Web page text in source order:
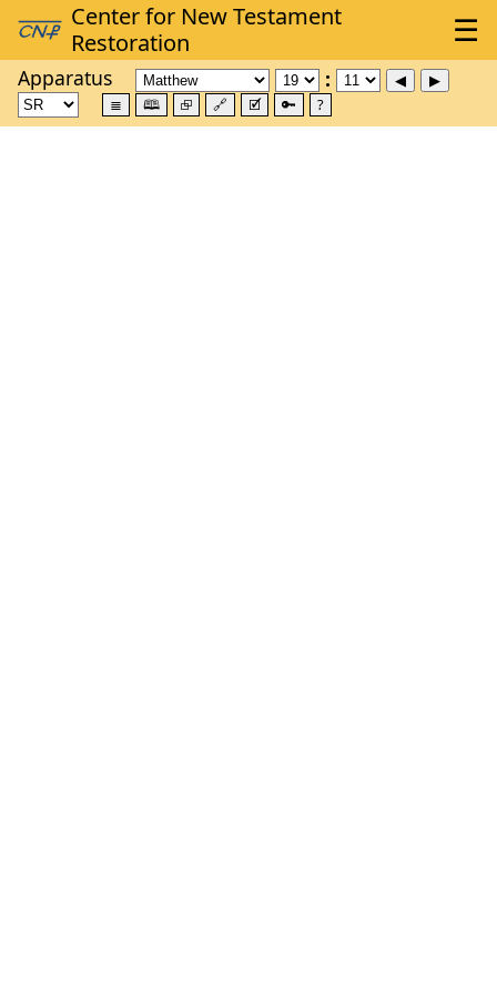
Apparatus
≣ 🕮 ⮺ 🔗 🗹 🔑 ?